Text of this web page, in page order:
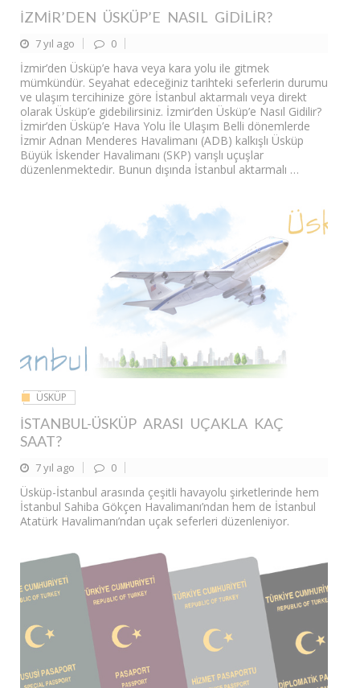
İZMIR’DEN ÜSKÜP’E NASIL GIDILIR?
7 yıl ago 0
İzmir’den Üsküp’e hava veya kara yolu ile gitmek
mümkündür. Seyahat edeceğiniz tarihteki seferlerin durumu
ve ulaşım tercihinize göre İstanbul aktarmalı veya direkt
olarak Üsküp’e gidebilirsiniz. İzmir’den Üsküp’e Nasıl Gidilir?
İzmir’den Üsküp’e Hava Yolu İle Ulaşım Belli dönemlerde
İzmir Adnan Menderes Havalimanı (ADB) kalkışlı Üsküp
Büyük İskender Havalimanı (SKP) varışlı uçuşlar
düzenlenmektedir. Bunun dışında İstanbul aktarmalı …
ÜSKÜP
İSTANBUL-ÜSKÜP ARASI UÇAKLA KAÇ
SAAT?
7 yıl ago 0
Üsküp-İstanbul arasında çeşitli havayolu şirketlerinde hem
İstanbul Sahiba Gökçen Havalimanı’ndan hem de İstanbul
Atatürk Havalimanı’ndan uçak seferleri düzenleniyor.